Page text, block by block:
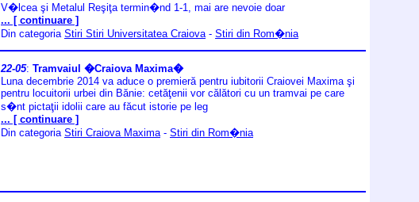
V�lcea şi Metalul Reşiţa termin�nd 1-1, mai are nevoie doar
... [ continuare ]
Din categoria Stiri Stiri Universitatea Craiova - Stiri din Rom�nia
22-05: Tramvaiul �Craiova Maxima�
Luna decembrie 2014 va aduce o premieră pentru iubitorii Craiovei Maxima şi
pentru locuitorii urbei din Bănie: cetăţenii vor călători cu un tramvai pe care
s�nt pictaţii idolii care au făcut istorie pe leg
... [ continuare ]
Din categoria Stiri Craiova Maxima - Stiri din Rom�nia